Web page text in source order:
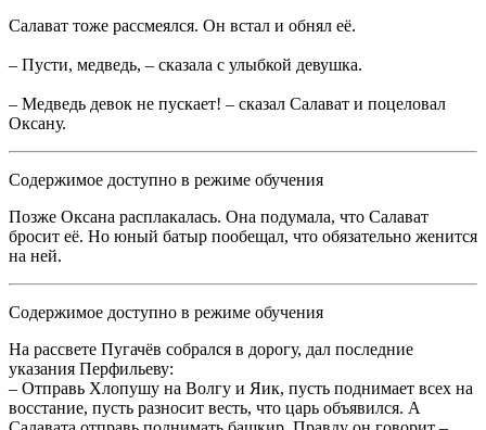
Салават тоже рассмеялся. Он встал и обнял её.
– Пусти, медведь, – сказала с улыбкой девушка.
– Медведь девок не пускает! – сказал Салават и поцеловал
Оксану.
Содержимое доступно в режиме обучения
Позже Оксана расплакалась. Она подумала, что Салават
бросит её. Но юный батыр пообещал, что обязательно женится
на ней.
Содержимое доступно в режиме обучения
На рассвете Пугачёв собрался в дорогу, дал последние
указания Перфильеву:
– Отправь Хлопушу на Волгу и Яик, пусть поднимает всех на
восстание, пусть разносит весть, что царь объявился. А